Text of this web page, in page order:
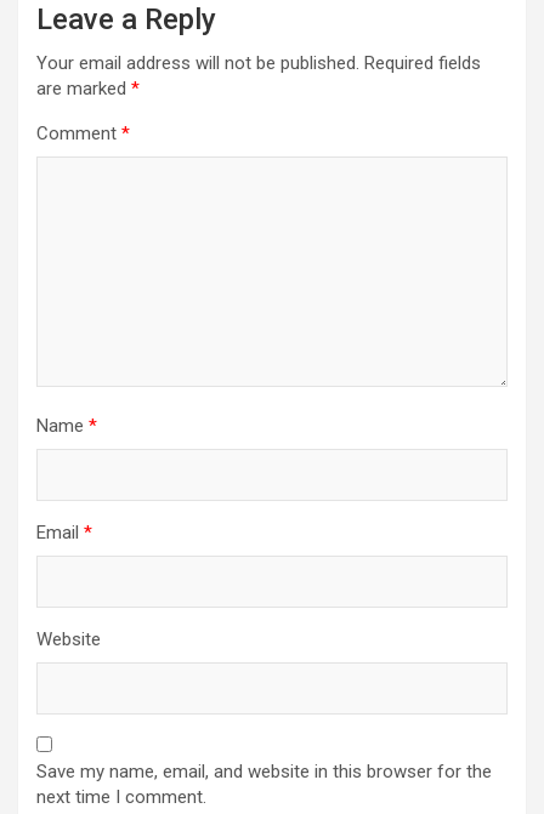
Leave a Reply
Your email address will not be published. Required fields
are marked *
Comment *
Name *
Email *
Website
Save my name, email, and website in this browser for the
next time I comment.